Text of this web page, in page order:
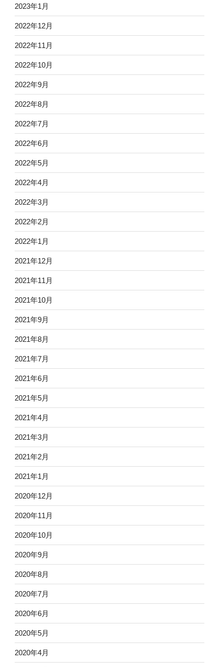
2023年1月
2022年12月
2022年11月
2022年10月
2022年9月
2022年8月
2022年7月
2022年6月
2022年5月
2022年4月
2022年3月
2022年2月
2022年1月
2021年12月
2021年11月
2021年10月
2021年9月
2021年8月
2021年7月
2021年6月
2021年5月
2021年4月
2021年3月
2021年2月
2021年1月
2020年12月
2020年11月
2020年10月
2020年9月
2020年8月
2020年7月
2020年6月
2020年5月
2020年4月